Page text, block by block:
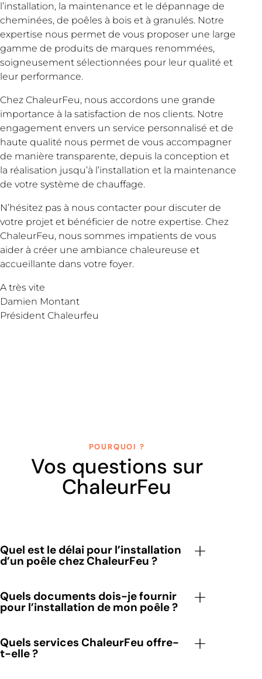
l’installation, la maintenance et le dépannage de
cheminées, de poêles à bois et à granulés. Notre
expertise nous permet de vous proposer une large
gamme de produits de marques renommées,
soigneusement sélectionnées pour leur qualité et
leur performance.
Chez ChaleurFeu, nous accordons une grande
importance à la satisfaction de nos clients. Notre
engagement envers un service personnalisé et de
haute qualité nous permet de vous accompagner
de manière transparente, depuis la conception et
la réalisation jusqu’à l’installation et la maintenance
de votre système de chauffage.
N’hésitez pas à nous contacter pour discuter de
votre projet et bénéficier de notre expertise. Chez
ChaleurFeu, nous sommes impatients de vous
aider à créer une ambiance chaleureuse et
accueillante dans votre foyer.
A très vite
Damien Montant
Président Chaleurfeu
POURQUOI ?
Vos questions sur
ChaleurFeu
Quel est le délai pour l’installation
d’un poêle chez ChaleurFeu ?
Quels documents dois-je fournir
pour l’installation de mon poêle ?
Quels services ChaleurFeu offre-
t-elle ?